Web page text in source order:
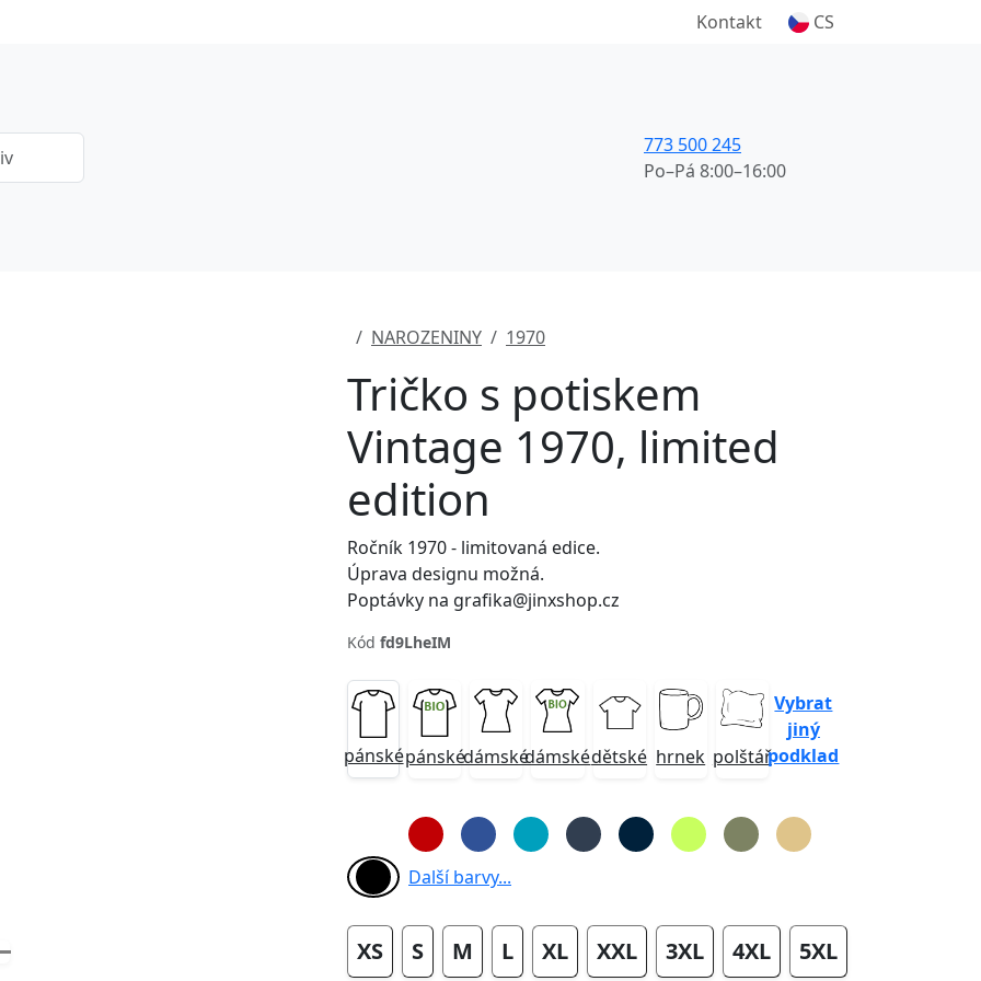
Kontakt CS
773 500 245
Po–Pá 8:00–16:00
NAROZENINY 1970
Tričko s potiskem
Vintage 1970, limited
edition
Ročník 1970 - limitovaná edice.
Úprava designu možná.
Poptávky na grafika@jinxshop.cz
Kód fd9LheIM
pánsképánskédámskédámskédětské hrnek polštář
Vybrat
jiný
podklad
Další barvy...
XS S M L XL XXL 3XL 4XL 5XL